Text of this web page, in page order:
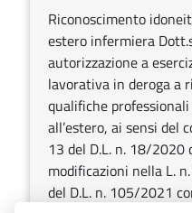
Riconoscimento
estero infermiera
autorizzazione a
lavorativa in deroga a
qualifiche
all’estero, ai sensi del
13 del D.L. n. 18/2020
modificazioni nella L.
del D.L. n. 105/2021